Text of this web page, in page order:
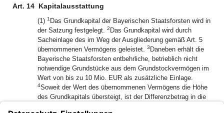
Art. 14 Kapitalausstattung
(1) 1 Das Grundkapital der Bayerischen Staatsforsten wird in
der Satzung festgelegt. 2 Das Grundkapital wird durch
Sacheinlage des im Weg der Ausgliederung gemäß Art. 5
übernommenen Vermögens geleistet. 3 Daneben erhält die
Bayerische Staatsforsten entbehrliche, betrieblich nicht
notwendige Grundstücke aus dem Grundstockvermögen im
Wert von bis zu 10 Mio. EUR als zusätzliche Einlage.
4Soweit der Wert des übernommenen Vermögens die Höhe
des Grundkapitals übersteigt, ist der Differenzbetrag in die